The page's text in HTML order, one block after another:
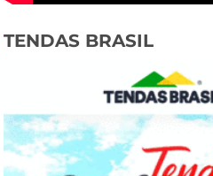
TENDAS BRASIL